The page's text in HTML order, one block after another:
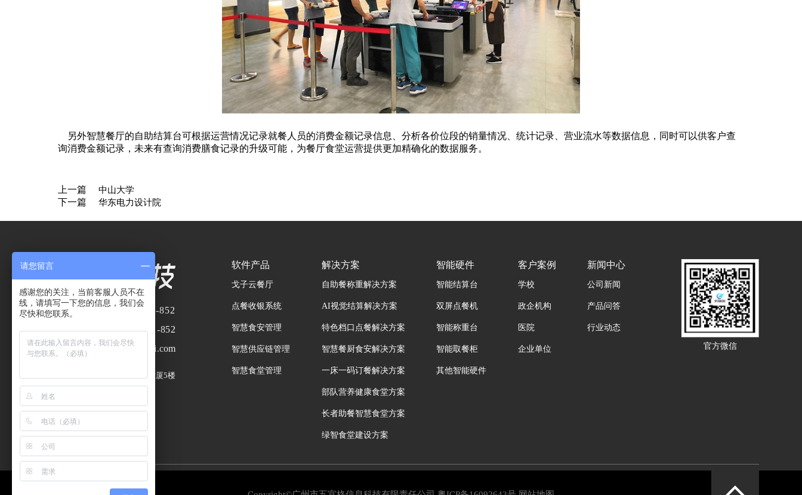
另外智慧餐厅的自助结算台可根据运营情况记录就餐人员的消费金额记录信息、分析各价位段的销量情况、统计记录、营业流水等数据信息，同时可以供客户查
询消费金额记录，未来有查询消费膳食记录的升级可能，为餐厅食堂运营提供更加精确化的数据服务。
上一篇 中山大学
下一篇 华东电力设计院
业务热线：
400-8866-852
服务热线：
400- 8866 -852
企业邮箱：
market@wggai.com
广州市番禺区嘉洲大厦5楼
软件产品
戈子云餐厅
点餐收银系统
智慧食安管理
智慧供应链管理
智慧食堂管理
解决方案
自助餐称重解决方案
AI视觉结算解决方案
特色档口点餐解决方案
智慧餐厨食安解决方案
一床一码订餐解决方案
部队营养健康食堂方案
长者助餐智慧食堂方案
绿智食堂建设方案
智能硬件
智能结算台
双屏点餐机
智能称重台
智能取餐柜
其他智能硬件
客户案例
学校
政企机构
医院
企业单位
新闻中心
公司新闻
产品问答
行业动态
官方微信
请您留言
感谢您的关注，当前客服人员不在
线，请填写一下您的信息，我们会
尽快和您联系。